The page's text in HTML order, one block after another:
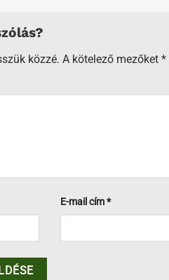
közzé. A kötelező mezőket *
E-mail cím*